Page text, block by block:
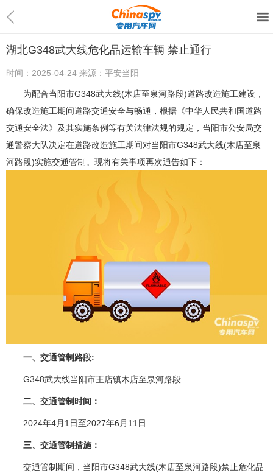
湖北G348武大线危化品运输车辆 禁止通行
时间： 2025-04-24 来源： 平安当阳
为配合当阳市G348武大线(木店至泉河路段)道路改造施工建设，
确保改造施工期间道路交通安全与畅通，根据《中华人民共和国道路
交通安全法》及其实施条例等有关法律法规的规定，当阳市公安局交
通警察大队决定在道路改造施工期间对当阳市G348武大线(木店至泉
河路段)实施交通管制。现将有关事项再次通告如下：
一、交通管制路段:
G348武大线当阳市王店镇木店至泉河路段
二、交通管制时间：
2024年4月1日至2027年6月11日
三、交通管制措施：
交通管制期间，当阳市G348武大线(木店至泉河路段)禁止危化品